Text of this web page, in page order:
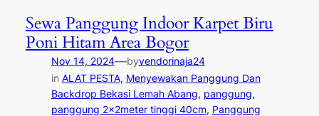
Sewa Panggung Indoor Karpet Biru
Poni Hitam Area Bogor
Nov 14, 2024—byvendorinaja24
in ALAT PESTA, Menyewakan Panggung Dan
Backdrop Bekasi Lemah Abang, panggung
panggung 2x2meter tinggi 40cm, Panggung